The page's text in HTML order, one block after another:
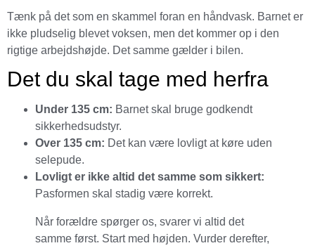
Tænk på det som en skammel foran en håndvask. Barnet er
ikke pludselig blevet voksen, men det kommer op i den
rigtige arbejdshøjde. Det samme gælder i bilen.
Det du skal tage med herfra
Under 135 cm: Barnet skal bruge godkendt
sikkerhedsudstyr.
Over 135 cm: Det kan være lovligt at køre uden
selepude.
Lovligt er ikke altid det samme som sikkert:
Pasformen skal stadig være korrekt.
Når forældre spørger os, svarer vi altid det
samme først. Start med højden. Vurder derefter,